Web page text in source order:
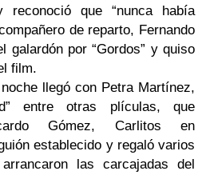
que “nunca había
de reparto, Fernando
galardón por “Gordos” y quiso
film.
llegó con Petra Martínez,
entre otras plículas, que
Gómez, Carlitos en
establecido y regaló varios
las carcajadas del